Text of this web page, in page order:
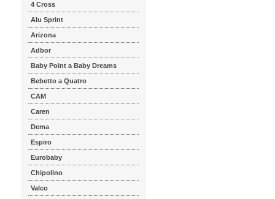
4 Cross
Alu Sprint
Arizona
Adbor
Baby Point a Baby Dreams
Bebetto a Quatro
CAM
Caren
Dema
Espiro
Eurobaby
Chipolino
Valco